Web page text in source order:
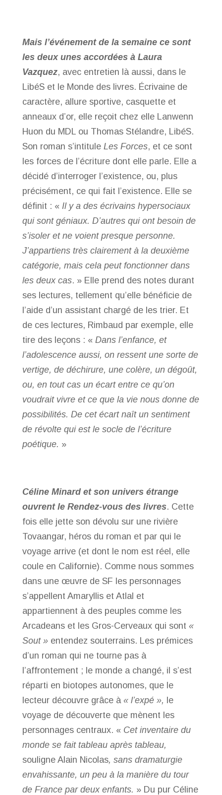
Mais l’événement de la semaine ce sont
les deux unes accordées à Laura
Vazquez, avec entretien là aussi, dans le
LibéS et le Monde des livres. Écrivaine de
caractère, allure sportive, casquette et
anneaux d’or, elle reçoit chez elle Lanwenn
Huon du MDL ou Thomas Stélandre, LibéS.
Son roman s’intitule Les Forces, et ce sont
les forces de l’écriture dont elle parle. Elle a
décidé d’interroger l’existence, ou, plus
précisément, ce qui fait l’existence. Elle se
définit : « Il y a des écrivains hypersociaux
qui sont géniaux. D’autres qui ont besoin de
s’isoler et ne voient presque personne.
J’appartiens très clairement à la deuxième
catégorie, mais cela peut fonctionner dans
les deux cas. » Elle prend des notes durant
ses lectures, tellement qu’elle bénéficie de
l’aide d’un assistant chargé de les trier. Et
de ces lectures, Rimbaud par exemple, elle
tire des leçons : « Dans l’enfance, et
l’adolescence aussi, on ressent une sorte de
vertige, de déchirure, une colère, un dégoût,
ou, en tout cas un écart entre ce qu’on
voudrait vivre et ce que la vie nous donne de
possibilités. De cet écart naît un sentiment
de révolte qui est le socle de l’écriture
poétique. »
Céline Minard et son univers étrange
ouvrent le Rendez-vous des livres. Cette
fois elle jette son dévolu sur une rivière
Tovaangar, héros du roman et par qui le
voyage arrive (et dont le nom est réel, elle
coule en Californie). Comme nous sommes
dans une œuvre de SF les personnages
s’appellent Amaryllis et Atlal et
appartiennent à des peuples comme les
Arcadeans et les Gros-Cerveaux qui sont «
Sout »entendez souterrains. Les prémices
d’un roman qui ne tourne pas à
l’affrontement ; le monde a changé, il s’est
réparti en biotopes autonomes, que le
lecteur découvre grâce à « l’expé », le
voyage de découverte que mènent les
personnages centraux. « Cet inventaire du
monde se fait tableau après tableau,
souligne Alain Nicolas, sans dramaturgie
envahissante, un peu à la manière du tour
de France par deux enfants. » Du pur Céline